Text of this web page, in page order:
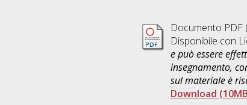
Documento PDF
Disponibile con
e può essere
insegnamento,
sul materiale è
Download